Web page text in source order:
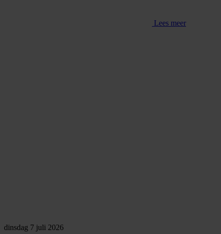
Lees meer
dinsdag 7 juli 2026